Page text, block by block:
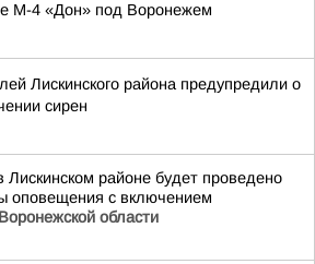
М-4 «Дон» под Воронежем
Лискинского района предупредили о
сирен
Лискинском районе будет проведено
оповещения с включением
области